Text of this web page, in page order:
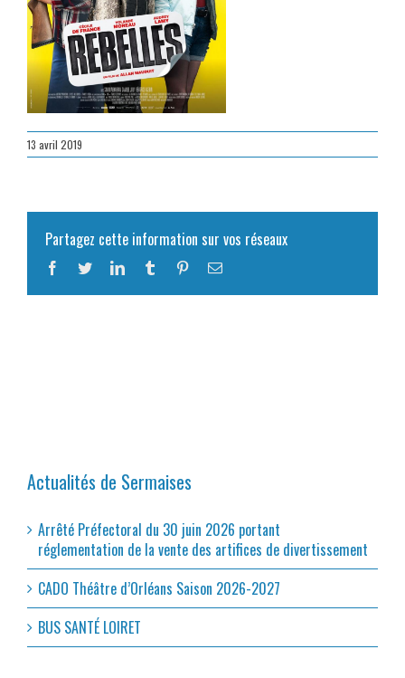
13 avril 2019
Partagez cette information sur vos réseaux
Facebook
TwitterLinkedInTumblr PinterestEmail
Actualités de Sermaises
Arrêté Préfectoral du 30 juin 2026 portant
réglementation de la vente des artifices de divertissement
CADO Théâtre d’Orléans Saison 2026-2027
BUS SANTÉ LOIRET